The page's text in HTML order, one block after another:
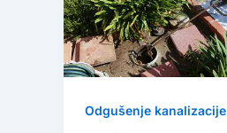
Odgušenje kanalizacije